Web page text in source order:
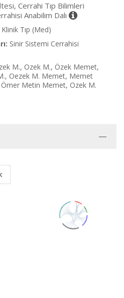
Cerrahi Tıp Bilimleri
Anabilim Dalı
Klinik Tıp (Med)
Sinir Sistemi Cerrahisi
M., Ozek M., Özek Memet,
Oezek M. Memet, Memet
Metin Memet, Ozek M.